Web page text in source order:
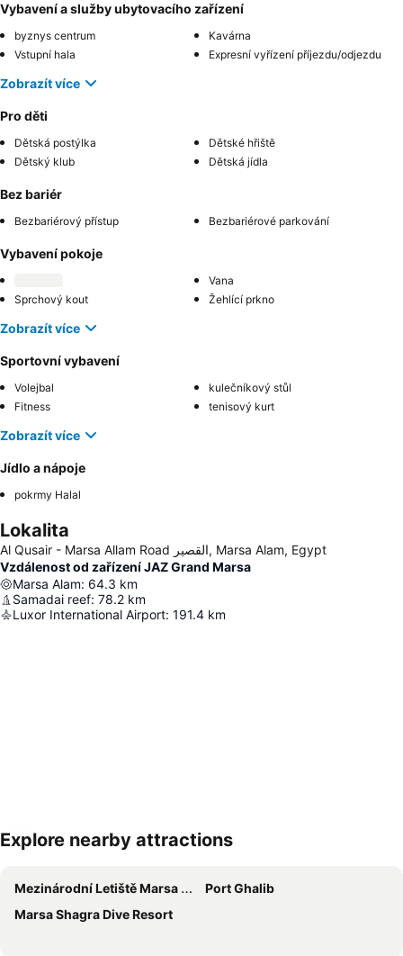
Vybavení a služby ubytovacího zařízení
byznys centrum
Kavárna
Vstupní hala
Expresní vyřízení příjezdu/odjezdu
Zobrazít více
Pro děti
Dětská postýlka
Dětské hřiště
Dětský klub
Dětská jídla
Bez bariér
Bezbariérový přístup Bezbariérové parkování
Vybavení pokoje
Vana
Sprchový kout
Žehlící prkno
Zobrazít více
Sportovní vybavení
Volejbal
kulečníkový stůl
Fitness
tenisový kurt
Zobrazít více
Jídlo a nápoje
pokrmy Halal
Lokalita
Al Qusair - Marsa Allam Road القصير, Marsa Alam, Egypt
Vzdálenost od zařízení JAZ Grand Marsa
Marsa Alam: 64.3 km
Samadai reef: 78.2 km
Luxor International Airport: 191.4 km
Explore nearby attractions
Mezinárodní Letiště Marsa Alam
Port Ghalib
Marsa Shagra Dive Resort